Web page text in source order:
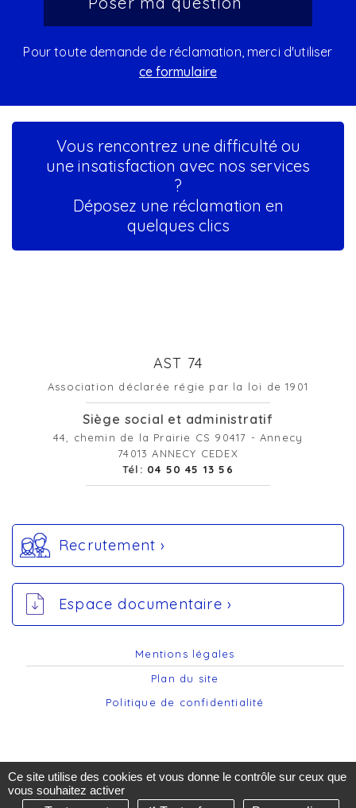
Pour toute demande de réclamation, merci d'utiliser
ce formulaire
Vous rencontrez une difficulté ou
une insatisfaction avec nos services
?
Déposez une réclamation en
quelques clics
AST 74
Association déclarée régie par la loi de 1901
Siège social et administratif
44, chemin de la Prairie CS 90417 - Annecy
74013 ANNECY CEDEX
Tél: 04 50 45 13 56
Recrutement ›
Espace documentaire ›
Mentions légales
Plan du site
Politique de confidentialité
Ce site utilise des cookies et vous donne le contrôle sur ceux que
vous souhaitez activer